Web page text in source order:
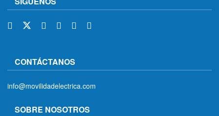
CONTÁCTANOS
info@movilidadelectrica.com
SOBRE NOSOTROS